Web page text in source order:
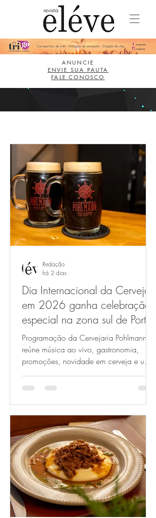
ANUNCIE
ENVIE SUA PAUTA
FALE CONOSCO
Dia Internacional da Cerveja
em 2026 ganha celebração
especial na zona sul de Porto
Alegre
Programação da Cervejaria Pohlmann
reúne música ao vivo, gastronomia,
promoções, novidade em cerveja e uma
Pohlmann, crédito Dani Barcellos O Dia
na primeira sexta-feira de agosto, será
celebrado em grande estilo pela
Cervejaria Pohlmann. Entre os dias 3 e 9
de agosto, na cervejaria, localizada na
Zona Sul de Porto Alegre, promove uma
semana especial com atrações musicais,
promoções gastronômicas, lançam
Redação
há 2 dias